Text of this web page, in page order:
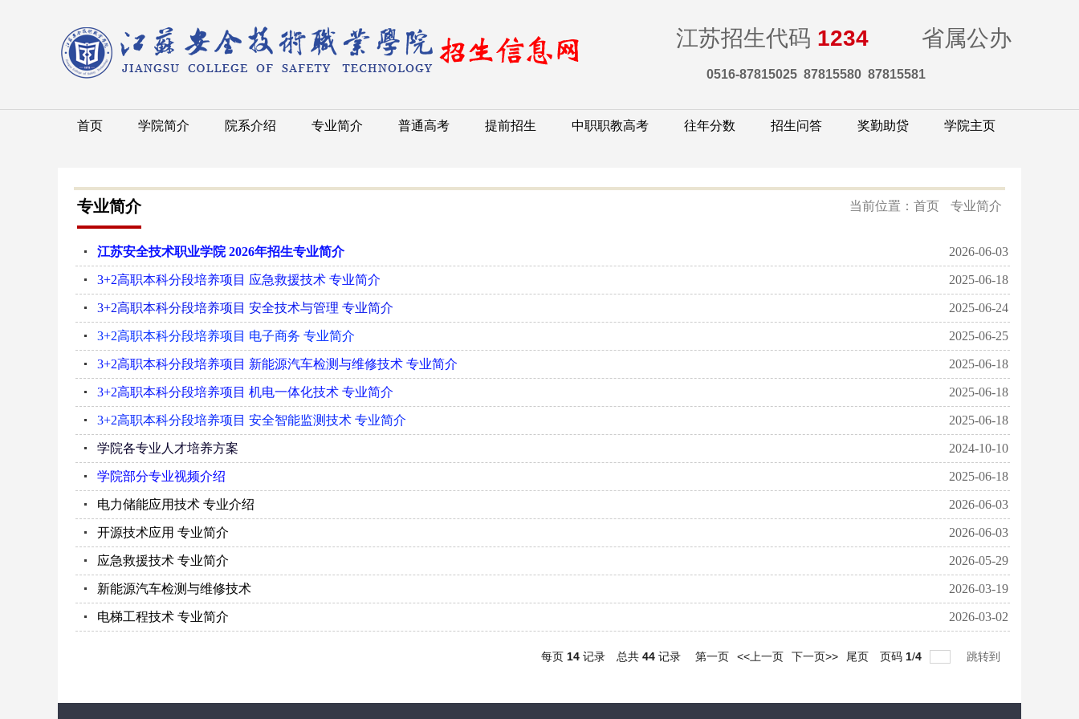
江苏招生代码 1234 省属公办
0516-87815025 87815580 87815581
首页 学院简介 院系介绍 专业简介 普通高考 提前招生 中职职教高考 往年分数 招生问答 奖勤助贷 学院主页
专业简介 当前位置： 首页 专业简介
江苏安全技术职业学院 2026年招生专业简介 2026-06-03
3+2高职本科分段培养项目 应急救援技术 专业简介 2025-06-18
3+2高职本科分段培养项目 安全技术与管理 专业简介 2025-06-24
3+2高职本科分段培养项目 电子商务 专业简介 2025-06-25
3+2高职本科分段培养项目 新能源汽车检测与维修技术 专业简介 2025-06-18
3+2高职本科分段培养项目 机电一体化技术 专业简介 2025-06-18
3+2高职本科分段培养项目 安全智能监测技术 专业简介 2025-06-18
学院各专业人才培养方案 2024-10-10
学院部分专业视频介绍 2025-06-18
电力储能应用技术 专业介绍 2026-06-03
开源技术应用 专业简介 2026-06-03
应急救援技术 专业简介 2026-05-29
新能源汽车检测与维修技术 2026-03-19
电梯工程技术 专业简介 2026-03-02
每页 14 记录 总共 44 记录 第一页 <<上一页 下一页>> 尾页 页码 1/4 跳转到